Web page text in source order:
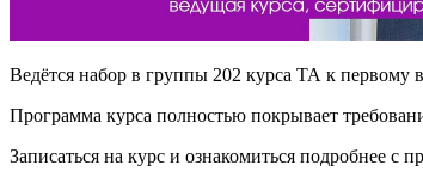
Ведётся набор в группы 202 курса ТА к
Программа курса полностью покрывает
Записаться на курс и ознакомиться подробнее с